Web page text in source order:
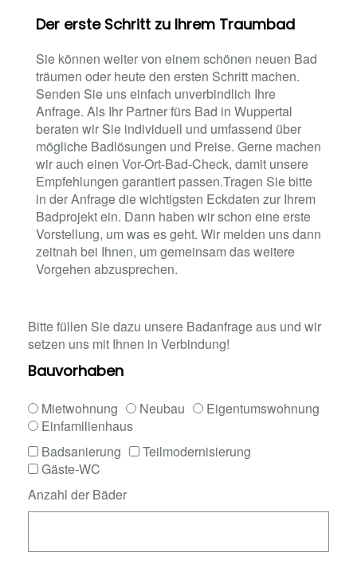
Der erste Schritt zu Ihrem Traumbad
Sie können weiter von einem schönen neuen Bad
träumen oder heute den ersten Schritt machen.
Senden Sie uns einfach unverbindlich Ihre
Anfrage. Als Ihr Partner fürs Bad in Wuppertal
beraten wir Sie individuell und umfassend über
mögliche Badlösungen und Preise. Gerne machen
wir auch einen Vor-Ort-Bad-Check, damit unsere
Empfehlungen garantiert passen.Tragen Sie bitte
in der Anfrage die wichtigsten Eckdaten zur Ihrem
Badprojekt ein. Dann haben wir schon eine erste
Vorstellung, um was es geht. Wir melden uns dann
zeitnah bei Ihnen, um gemeinsam das weitere
Vorgehen abzusprechen.
Bitte füllen Sie dazu unsere Badanfrage aus und wir
setzen uns mit Ihnen in Verbindung!
Bauvorhaben
Mietwohnung Neubau
Eigentumswohnung
Einfamilienhaus
Badsanierung
Teilmodernisierung
Gäste-WC
Anzahl der Bäder